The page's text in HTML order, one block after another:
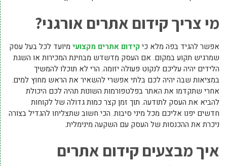
מי צריך קידום אתרים אורגני?
אפשר להגיד בפה מלא כיקידום אתרים מקצועי מיועד לכל בעל עסק
שמרגיש תקוע במקום. אם העסק מדשדש מבחינת המכירות או השגת
הלידים יהיה עליכם לנקוט פעולה יזומה. הרי לא תוכלו להמשיך
במציאות שבה יהיה לכם בלתי אפשרי להשאיר את הראש מחוץ למים.
אחרי שתקדמו את האתר בפלטפורמות השונות תהיה לכם היכולת
להביא את העסק לתודעה. תוך זמן קצר כמות גדולה של לקוחות
חדשים יפנו אליכם מכל מיני סיבות. הכי חשוב שתצליחו להגדיל בצורה
ניכרת את ההכנסות של העסק עם השקעה מינימלית.
איך מבצעים קידום אתרים